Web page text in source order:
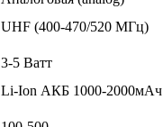
UHF (400-470/520 МГц)
3-5 Ватт
Li-Ion АКБ 1000-2000мАч